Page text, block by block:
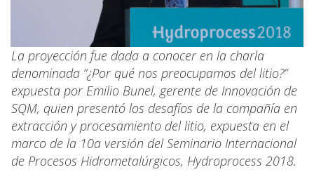
La proyección fue dada a conocer en la charla
denominada “¿Por qué nos preocupamos del litio?”
expuesta por Emilio Bunel, gerente de Innovación de
SQM, quien presentó los desafíos de la compañía en
extracción y procesamiento del litio, expuesta en el
marco de la 10a versión del Seminario Internacional
de Procesos Hidrometalúrgicos, Hydroprocess 2018.